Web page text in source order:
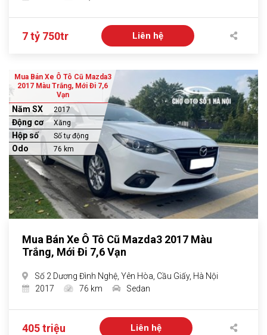
7 tỷ 750tr Liên hệ
Mua Bán Xe Ô Tô Cũ Mazda3
2017 Màu Trắng, Mới Đi 7,6
Vạn
Năm SX 2017
Động cơ Xăng
Hộp số Số tự động
Odo 76 km
Mua Bán Xe Ô Tô Cũ Mazda3 2017 Màu
Trắng, Mới Đi 7,6 Vạn
Số 2 Dương Đình Nghệ, Yên Hòa, Cầu Giấy, Hà Nội
2017
76 km Sedan
405 triệu Liên hệ